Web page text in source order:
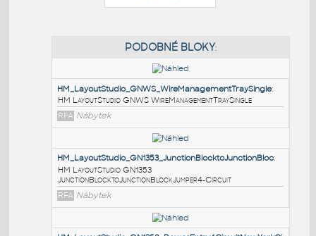
PODOBNÉ BLOKY
HM LayoutStudio GNWS WireManagementTraySingle